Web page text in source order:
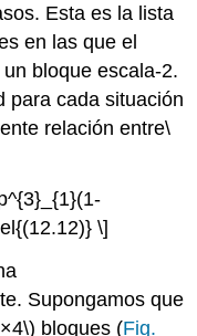
Esta es la lista
en las que el
bloque escala-2.
para cada situación
relación entre\
\]
Supongamos que
bloques (Fig.